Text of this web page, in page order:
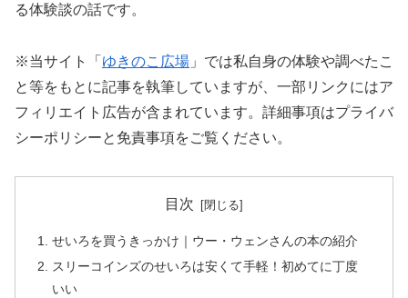
る体験談の話です。
※当サイト「 ゆきのこ広場 」では私自身の体験や調べたこ
と等をもとに記事を執筆していますが、一部リンクにはア
フィリエイト広告が含まれています。詳細事項はプライバ
シーポリシーと免責事項をご覧ください。
目次
せいろを買うきっかけ｜ウー・ウェンさんの本の紹介
スリーコインズのせいろは安くて手軽！初めてに丁度
いい